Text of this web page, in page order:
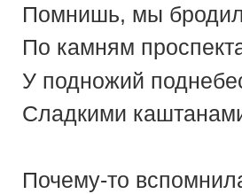
Помнишь, мы
По камням
У подножий
Сладкими
Почему-то